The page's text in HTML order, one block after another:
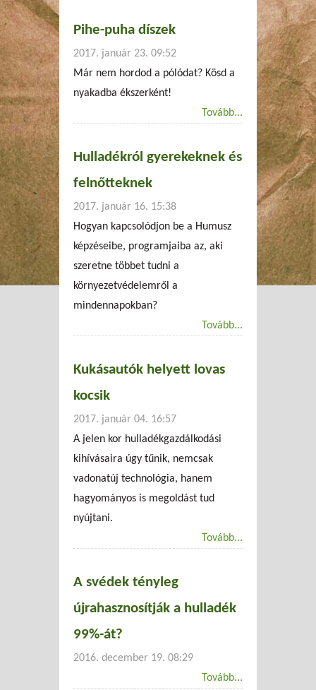
Pihe-puha díszek
2017. január 23. 09:52
Már nem hordod a pólódat? Kösd a
nyakadba ékszerként!
Tovább...
Hulladékról gyerekeknek és
felnőtteknek
2017. január 16. 15:38
Hogyan kapcsolódjon be a Humusz
képzéseibe, programjaiba az, aki
szeretne többet tudni a
környezetvédelemről a
mindennapokban?
Tovább...
Kukásautók helyett lovas
kocsik
2017. január 04. 16:57
A jelen kor hulladékgazdálkodási
kihívásaira úgy tűnik, nemcsak
vadonatúj technológia, hanem
hagyományos is megoldást tud
nyújtani.
Tovább...
A svédek tényleg
újrahasznosítják a hulladék
99%-át?
2016. december 19. 08:29
Tovább...